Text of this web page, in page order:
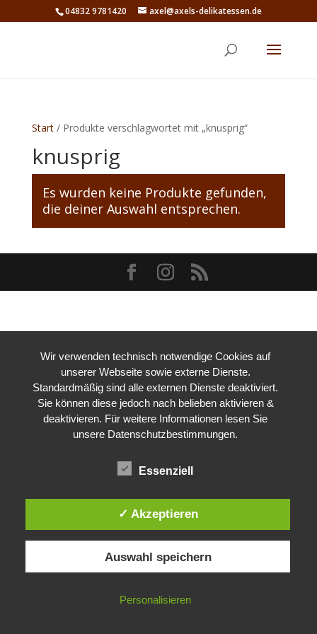
04832 9781420 axel@axels-delikatessen.de
Start/ Produkte verschlagwortet mit „knusprig“
knusprig
Es wurden keine Produkte gefunden,
die deiner Auswahl entsprechen.
Wir verwenden technisch notwendige Cookies auf
unserer Webseite sowie externe Dienste.
Standardmäßig sind alle externen Dienste deaktiviert.
Sie können diese jedoch nach belieben aktivieren &
deaktivieren. Für weitere Informationen lesen Sie
unsere Datenschutzbestimmungen.
Essenziell
✓ Akzeptieren
Auswahl speichern
Personalisieren